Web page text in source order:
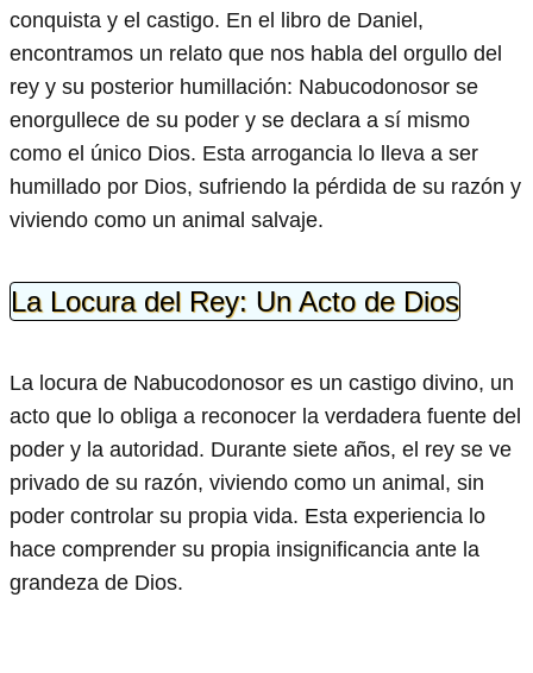
conquista y el castigo. En el libro de Daniel,
encontramos un relato que nos habla del orgullo del
rey y su posterior humillación: Nabucodonosor se
enorgullece de su poder y se declara a sí mismo
como el único Dios. Esta arrogancia lo lleva a ser
humillado por Dios, sufriendo la pérdida de su razón y
viviendo como un animal salvaje.
La Locura del Rey: Un Acto de Dios
La locura de Nabucodonosor es un castigo divino, un
acto que lo obliga a reconocer la verdadera fuente del
poder y la autoridad. Durante siete años, el rey se ve
privado de su razón, viviendo como un animal, sin
poder controlar su propia vida. Esta experiencia lo
hace comprender su propia insignificancia ante la
grandeza de Dios.